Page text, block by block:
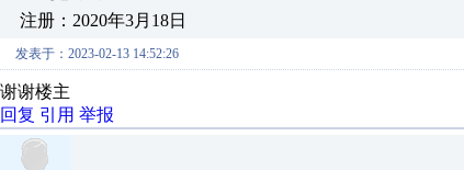
注册：2020年3月18日
发表于：2023-02-13 14:52:26
谢谢楼主
回复 引用 举报